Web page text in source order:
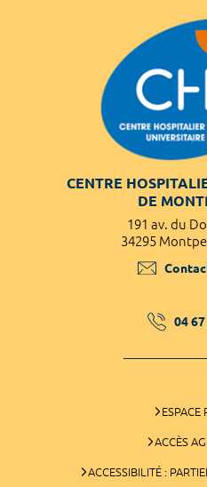
CENTRE
DE
191 av. du
34295
04
ESPACE
ACCÈS
ACCESSIBILITÉ :